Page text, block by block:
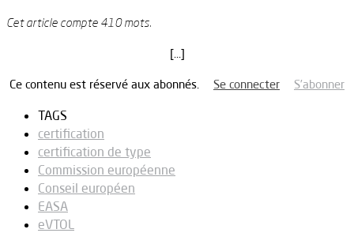
Cet article compte 410 mots.
[…]
Ce contenu est réservé aux abonnés. Se connecter S’abonner
TAGS
certification
certification de type
Commission européenne
Conseil européen
EASA
eVTOL